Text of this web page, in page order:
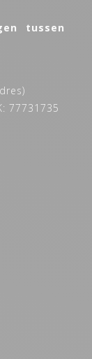
tussen
77731735